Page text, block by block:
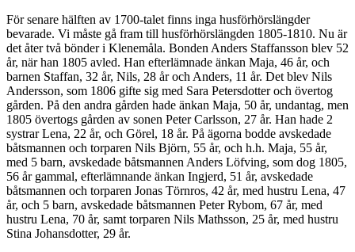
För senare hälften av 1700-talet finns inga husförhörslängder
bevarade. Vi måste gå fram till husförhörslängden 1805-1810. Nu är
det åter två bönder i Klenemåla. Bonden Anders Staffansson blev 52
år, när han 1805 avled. Han efterlämnade änkan Maja, 46 år, och
barnen Staffan, 32 år, Nils, 28 år och Anders, 11 år. Det blev Nils
Andersson, som 1806 gifte sig med Sara Petersdotter och övertog
gården. På den andra gården hade änkan Maja, 50 år, undantag, men
1805 övertogs gården av sonen Peter Carlsson, 27 år. Han hade 2
systrar Lena, 22 år, och Görel, 18 år. På ägorna bodde avskedade
båtsmannen och torparen Nils Björn, 55 år, och h.h. Maja, 55 år,
med 5 barn, avskedade båtsmannen Anders Löfving, som dog 1805,
56 år gammal, efterlämnande änkan Ingjerd, 51 år, avskedade
båtsmannen och torparen Jonas Törnros, 42 år, med hustru Lena, 47
år, och 5 barn, avskedade båtsmannen Peter Rybom, 67 år, med
hustru Lena, 70 år, samt torparen Nils Mathsson, 25 år, med hustru
Stina Johansdotter, 29 år.